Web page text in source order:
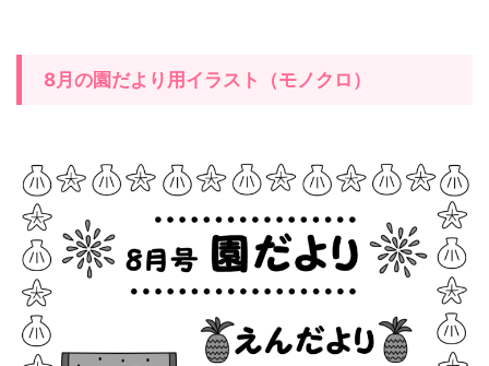
8月の園だより用イラスト（モノクロ）